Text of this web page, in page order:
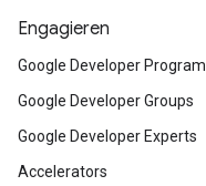
Engagieren
Google Developer Program
Google Developer Groups
Google Developer Experts
Accelerators